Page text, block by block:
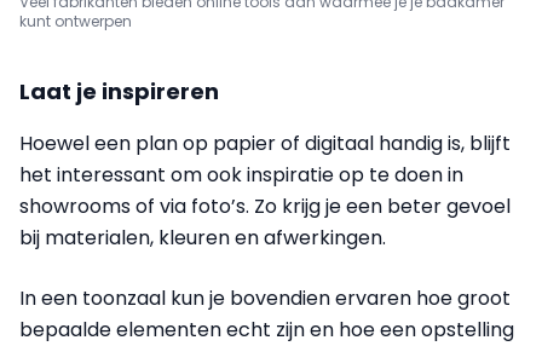
kunt ontwerpen
Laat je inspireren
Hoewel een plan op papier of digitaal handig is, blijft
het interessant om ook inspiratie op te doen in
showrooms of via foto’s. Zo krijg je een beter gevoel
bij materialen, kleuren en afwerkingen.
In een toonzaal kun je bovendien ervaren hoe groot
bepaalde elementen echt zijn en hoe een opstelling